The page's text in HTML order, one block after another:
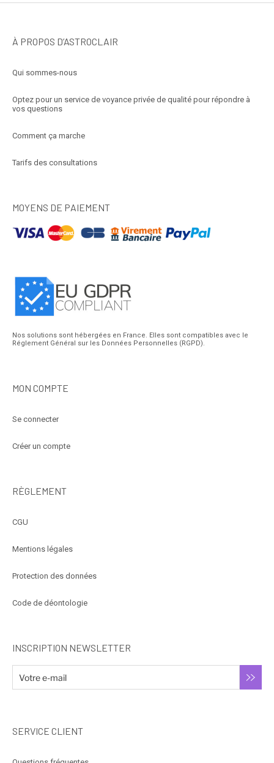
À PROPOS D’ASTROCLAIR
Qui sommes-nous
Optez pour un service de voyance privée de qualité pour répondre à
vos questions
Comment ça marche
Tarifs des consultations
MOYENS DE PAIEMENT
Nos solutions sont hébergées en France. Elles sont compatibles avec le
Réglement Général sur les Données Personnelles (RGPD).
MON COMPTE
Se connecter
Créer un compte
RÈGLEMENT
CGU
Mentions légales
Protection des données
Code de déontologie
INSCRIPTION NEWSLETTER
SERVICE CLIENT